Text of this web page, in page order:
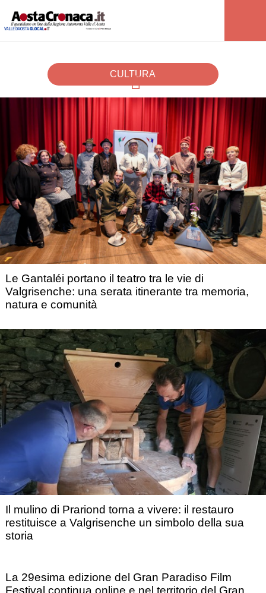
CULTURA
Le Gantaléi portano il teatro tra le vie di
Valgrisenche: una serata itinerante tra memoria,
natura e comunità
Il mulino di Prariond torna a vivere: il restauro
restituisce a Valgrisenche un simbolo della sua
storia
La 29esima edizione del Gran Paradiso Film
Festival continua online e nel territorio del Gran